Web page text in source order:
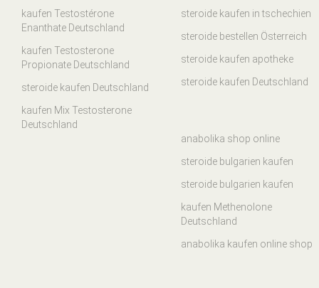
kaufen Testostérone
Enanthate Deutschland
kaufen Testosterone
Propionate Deutschland
steroide kaufen Deutschland
kaufen Mix Testosterone
Deutschland
steroide kaufen in tschechien
steroide bestellen Österreich
steroide kaufen apotheke
steroide kaufen Deutschland
anabolika shop online
steroide bulgarien kaufen
steroide bulgarien kaufen
kaufen Methenolone
Deutschland
anabolika kaufen online shop